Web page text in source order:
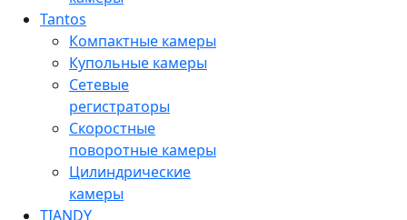
Tantos
Компактные камеры
Купольные камеры
Сетевые
регистраторы
Скоростные
поворотные камеры
Цилиндрические
камеры
TIANDY